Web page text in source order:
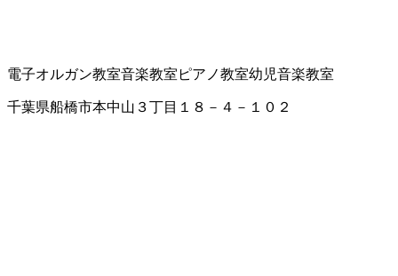
電子オルガン教室音楽教室 ピアノ教室幼児音楽教室
千葉県船橋市本中山３丁目１８－４－１０２